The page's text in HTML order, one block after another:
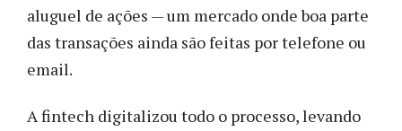
aluguel de ações — um mercado onde boa parte
das transações ainda são feitas por telefone ou
email.
A fintech digitalizou todo o processo, levando